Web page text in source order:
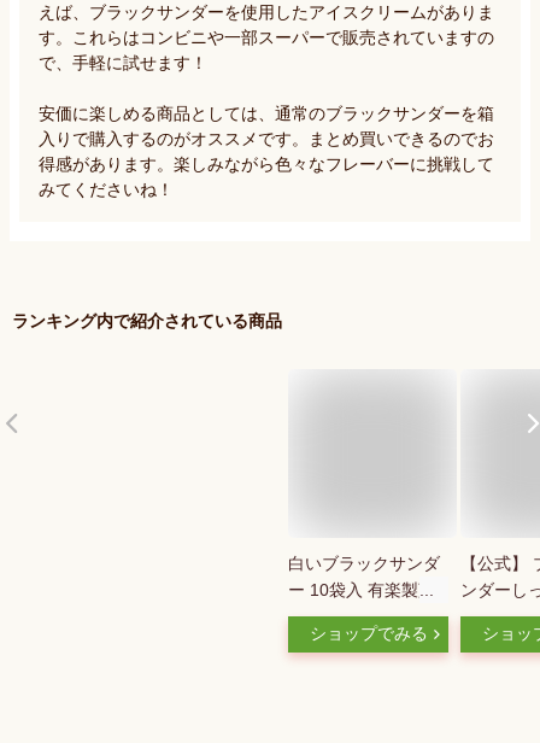
えば、ブラックサンダーを使用したアイスクリームがありま
す。これらはコンビニや一部スーパーで販売されていますの
で、手軽に試せます！
安価に楽しめる商品としては、通常のブラックサンダーを箱
入りで購入するのがオススメです。まとめ買いできるのでお
得感があります。楽しみながら色々なフレーバーに挑戦して
みてくださいね！
ランキング内で紹介されている商品
白いブラックサンダ
ー 10袋入 有楽製菓
北海道限定 北海道
お土産 おみやげ お
ショップでみる
【公式】
ンダーし
ーショコ
チョコレ
ショッ